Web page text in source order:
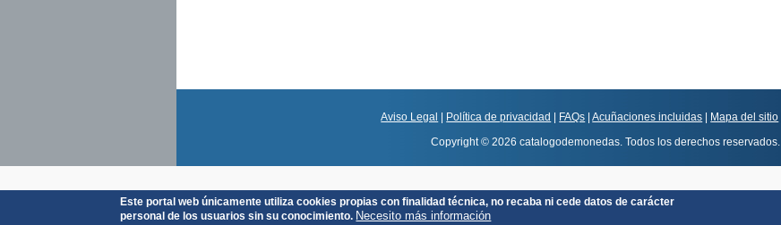
Aviso Legal Política de privacidad FAQs |Acuñaciones incluidas Mapa del sitio
Copyright © 2026 catalogodemonedas. Todos los derechos reservados.
Este portal web únicamente utiliza cookies propias con finalidad técnica, no recaba ni cede datos de carácter
personal de los usuarios sin su conocimiento. Necesito más información